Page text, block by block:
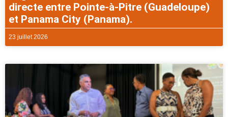
directe entre Pointe-à-Pitre (Guadeloupe)
et Panama City (Panama).
23 juillet 2026